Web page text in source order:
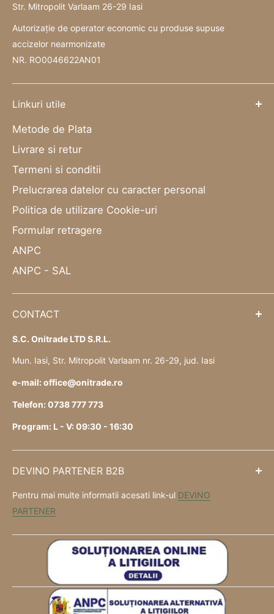
Str. Mitropolit Varlaam 26-29 Iasi
Autorizație de operator economic cu produse supuse
accizelor nearmonizate
NR. RO0046622AN01
Linkuri utile
Metode de Plata
Livrare si retur
Termeni si conditii
Prelucrarea datelor cu caracter personal
Politica de utilizare Cookie-uri
Formular retragere
ANPC
ANPC - SAL
CONTACT
S.C. Onitrade LTD S.R.L.
Mun. Iasi, Str. Mitropolit Varlaam nr. 26-29, jud. Iasi
e-mail: office@onitrade.ro
Telefon: 0738 777 773
Program: L - V: 09:30 - 16:30
DEVINO PARTENER B2B
Pentru mai multe informatii acesati link-ul DEVINO
PARTENER